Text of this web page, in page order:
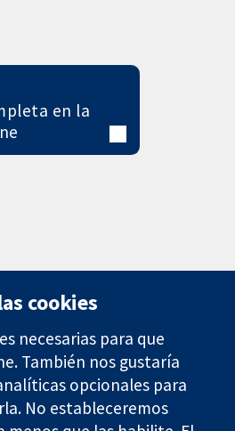
en la
Cavendish
Contacto
Noticias
Prensa
cookies
necesarias para que
También nos gustaría
opcionales para
No estableceremos